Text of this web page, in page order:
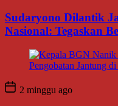
Sudaryono Dilantik
Nasional: Tegaskan
2 minggu ago